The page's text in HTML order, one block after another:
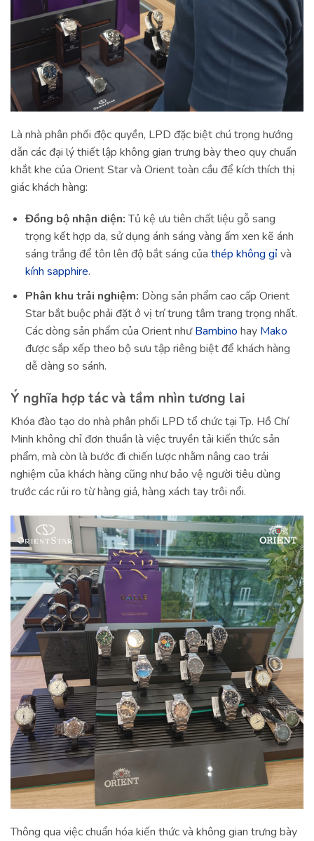
Là nhà phân phối độc quyền, LPD đặc biệt chú trọng hướng
dẫn các đại lý thiết lập không gian trưng bày theo quy chuẩn
khắt khe của Orient Star và Orient toàn cầu để kích thích thị
giác khách hàng:
Đồng bộ nhận diện:Tủ kệ ưu tiên chất liệu gỗ sang
trọng kết hợp da, sử dụng ánh sáng vàng ấm xen kẽ ánh
sáng trắng để tôn lên độ bắt sáng của thép không gỉvà
kính sapphire.
Phân khu trải nghiệm: Dòng sản phẩm cao cấp Orient
Star bắt buộc phải đặt ở vị trí trung tâm trang trọng nhất.
Các dòng sản phẩm của Orient nhưBambino hay Mako
được sắp xếp theo bộ sưu tập riêng biệt để khách hàng
dễ dàng so sánh.
Ý nghĩa hợp tác và tầm nhìn tương lai
Khóa đào tạo do nhà phân phối LPD tổ chức tại Tp. Hồ Chí
Minh không chỉ đơn thuần là việc truyền tải kiến thức sản
phẩm, mà còn là bước đi chiến lược nhằm nâng cao trải
nghiệm của khách hàng cũng như bảo vệ người tiêu dùng
trước các rủi ro từ hàng giả, hàng xách tay trôi nổi.
Thông qua việc chuẩn hóa kiến thức và không gian trưng bày